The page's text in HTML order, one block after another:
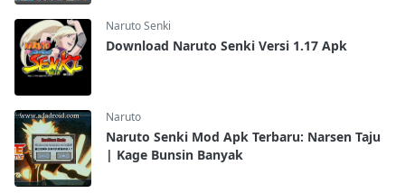
Naruto Senki
Download Naruto Senki Versi 1.17 Apk
Naruto
Naruto Senki Mod Apk Terbaru: Narsen Taju
| Kage Bunsin Banyak